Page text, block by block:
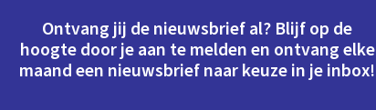
Ontvang jij de nieuwsbrief al? Blijf op de
hoogte door je aan te melden en ontvang elke
maand een nieuwsbrief naar keuze in je inbox!